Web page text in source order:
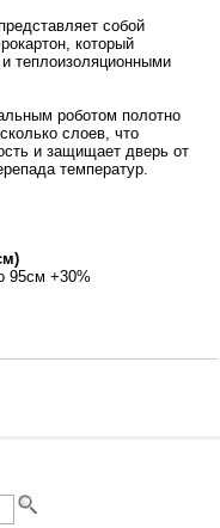
собой
который
теплоизоляционными
роботом полотно
слоев, что
и защищает дверь от
температур.
95см +30%